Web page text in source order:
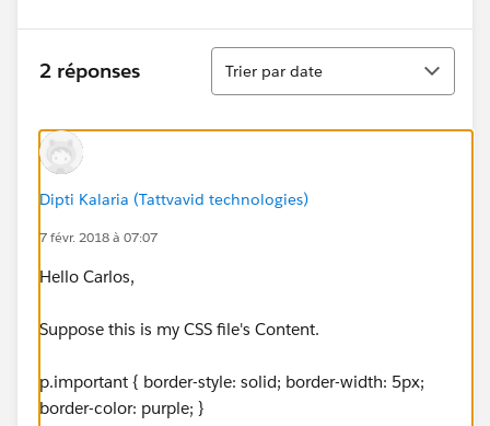
2 réponses
Tri
Trier par date
Dipti Kalaria (Tattvavid technologies)
7 févr. 2018 à 07:07
Hello Carlos,
Suppose this is my CSS file's Content.
p.important { border-style: solid; border-width: 5px;
border-color: purple; }